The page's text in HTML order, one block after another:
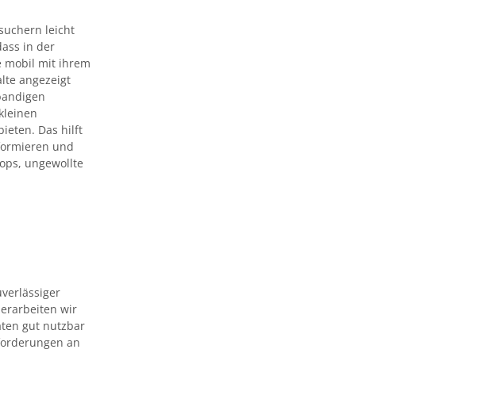
leicht
in der
mobil mit ihrem
angezeigt
Das hilft
und
ungewollte
wir
gut nutzbar
an